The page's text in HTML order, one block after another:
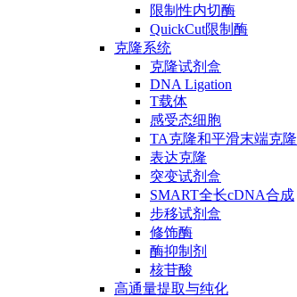
限制性内切酶
QuickCut限制酶
克隆系统
克隆试剂盒
DNA Ligation
T载体
感受态细胞
TA克隆和平滑末端克隆
表达克隆
突变试剂盒
SMART全长cDNA合成
步移试剂盒
修饰酶
酶抑制剂
核苷酸
高通量提取与纯化